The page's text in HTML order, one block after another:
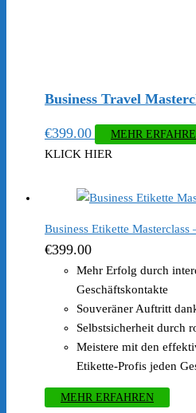
Business Travel
€399.00 MEHR
KLICK HIER
Business Etikette
€399.00
Mehr Erfolg durch
Geschäftskontakte
Souveräner Auftritt
Selbstsicherheit durch
Meistere mit den
Etikette-Profis jeden
MEHR ERFAHREN